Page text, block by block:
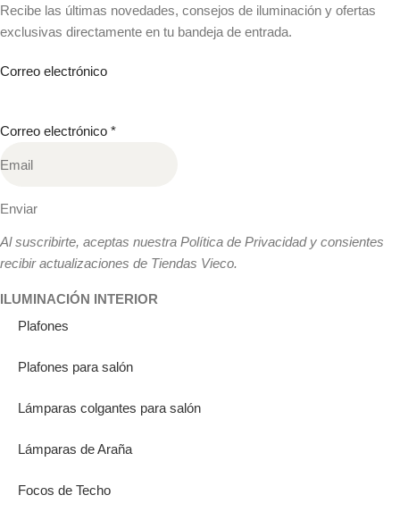
Recibe las últimas novedades, consejos de iluminación y ofertas
exclusivas directamente en tu bandeja de entrada.
Correo electrónico
Correo electrónico *
Enviar
Al suscribirte, aceptas nuestra Política de Privacidad y consientes
recibir actualizaciones de Tiendas Vieco.
ILUMINACIÓN INTERIOR
Plafones
Plafones para salón
Lámparas colgantes para salón
Lámparas de Araña
Focos de Techo